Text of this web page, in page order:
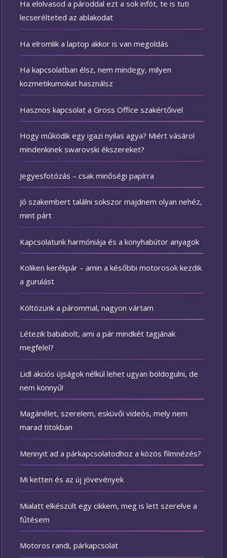
Ha elolvasod a pároddal ezt a sok infót, te is tuti
lecserélteted az ablakodat
Ha elromlik a laptop akkor is van megoldás
Ha kapcsolatban élsz, nem mindegy, milyen
kozmetikumokat használsz
Hasznos kapcsolat a Gross Office szakértőivel
Hogy működik egy igazi nyilas agya? Miért vásárol
mindenkinek swarovski ékszereket?
Jegyesfotózás – csak minőségi papírra
Jó szakembert találni sokszor majdnem olyan nehéz,
mint párt
Kapcsolatunk harmóniája és a konyhabútor anyagok
Koliken kerékpár – amin a későbbi motorosok kezdik
a gurulást
Költözünk a párommal, nagyon vártam
Létezik bababolt, ami a pár mindkét tagjának
megfelel?
Lidl akciós újságok nélkül lehet ugyan boldogulni, de
nem könnyű!
Magánélet, szerelem, esküvői videós, mely nem
marad titokban
Mennyit ad a párkapcsolatodhoz a közös filmnézés?
Mi ketten és az új jövevények
Mialatt elkészült egy cikkem, meg is lett szerelve a
fűtésem
Motoros randi, párkapcsolat